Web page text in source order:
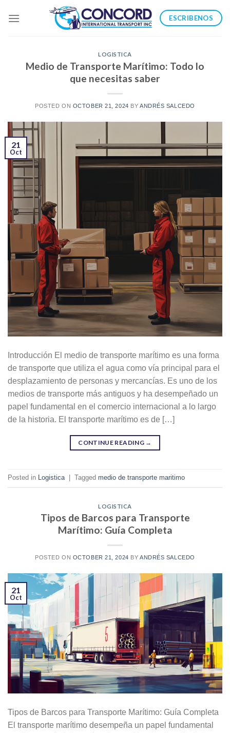
ESCRIBENOS
LOGISTICA
Medio de Transporte Marítimo: Todo lo
que necesitas saber
POSTED ON OCTOBER 21, 2024 BY ANDRÉS SALCEDO
21
Oct
Introducción El medio de transporte marítimo es una forma
de transporte que utiliza el agua como vía principal para el
desplazamiento de personas y mercancías. Es uno de los
medios de transporte más antiguos y ha desempeñado un
papel fundamental en el comercio internacional a lo largo
de la historia. El transporte marítimo es de […]
CONTINUE READING →
Posted in Logistica Tagged medio de transporte maritimo
LOGISTICA
Tipos de Barcos para Transporte
Marítimo: Guía Completa
POSTED ON OCTOBER 21, 2024 BY ANDRÉS SALCEDO
21
Oct
Tipos de Barcos para Transporte Marítimo: Guía Completa
El transporte marítimo desempeña un papel fundamental